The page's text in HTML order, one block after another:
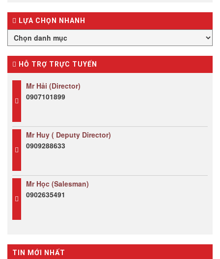
LỰA CHỌN NHANH
HỖ TRỢ TRỰC TUYẾN
Mr Hải (Director)
0907101899
Mr Huy ( Deputy Director)
0909288633
Mr Học (Salesman)
0902635491
TIN MỚI NHẤT